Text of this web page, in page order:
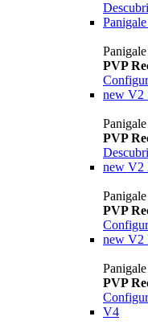
PVP
new V2
PVP
new V2
PVP
new V2
PVP
V4